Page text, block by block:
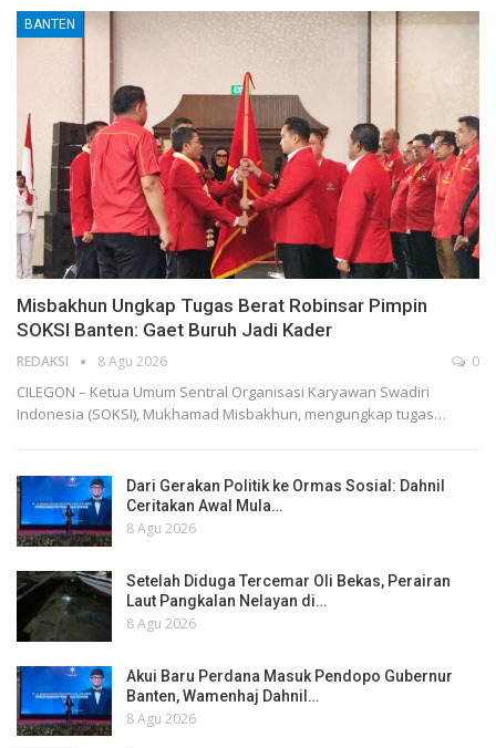
BANTEN
Misbakhun Ungkap Tugas Berat Robinsar Pimpin
SOKSI Banten: Gaet Buruh Jadi Kader
REDAKSI 8 Agu 2026 0
CILEGON – Ketua Umum Sentral Organisasi Karyawan Swadiri
Indonesia (SOKSI), Mukhamad Misbakhun, mengungkap tugas…
Dari Gerakan Politik ke Ormas Sosial: Dahnil
Ceritakan Awal Mula…
8 Agu 2026
Setelah Diduga Tercemar Oli Bekas, Perairan
Laut Pangkalan Nelayan di…
8 Agu 2026
Akui Baru Perdana Masuk Pendopo Gubernur
Banten, Wamenhaj Dahnil…
8 Agu 2026